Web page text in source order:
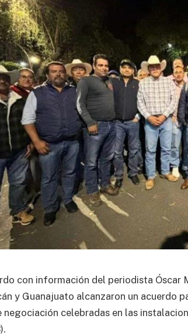
con información del periodista Óscar
y Guanajuato alcanzaron un acuerdo
negociación celebradas en las